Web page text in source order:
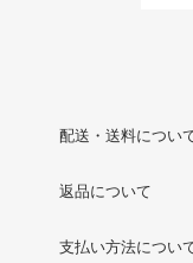
配送・送料につい
返品について
支払い方法につい